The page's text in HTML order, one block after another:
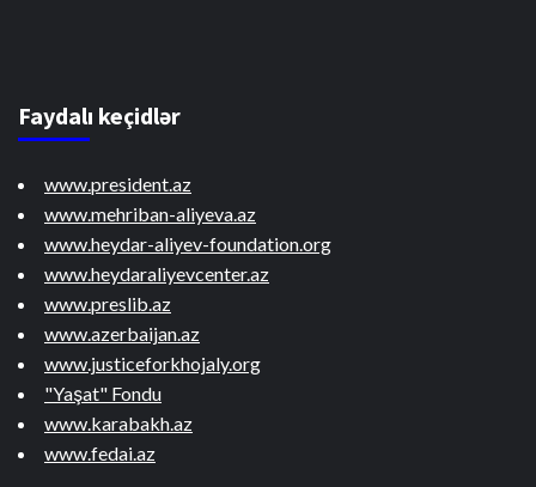
Faydalı keçidlər
www.president.az
www.mehriban-aliyeva.az
www.heydar-aliyev-foundation.org
www.heydaraliyevcenter.az
www.preslib.az
www.azerbaijan.az
www.justiceforkhojaly.org
"Yaşat" Fondu
www.karabakh.az
www.fedai.az